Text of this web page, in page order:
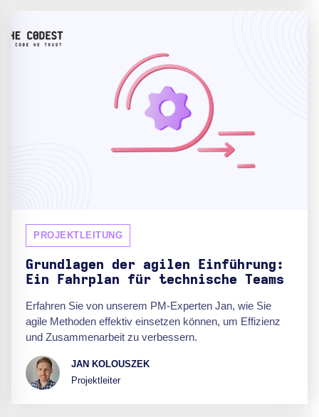
PROJEKTLEITUNG
Grundlagen der agilen Einführung:
Ein Fahrplan für technische Teams
Erfahren Sie von unserem PM-Experten Jan, wie Sie
agile Methoden effektiv einsetzen können, um Effizienz
und Zusammenarbeit zu verbessern.
JAN KOLOUSZEK
Projektleiter